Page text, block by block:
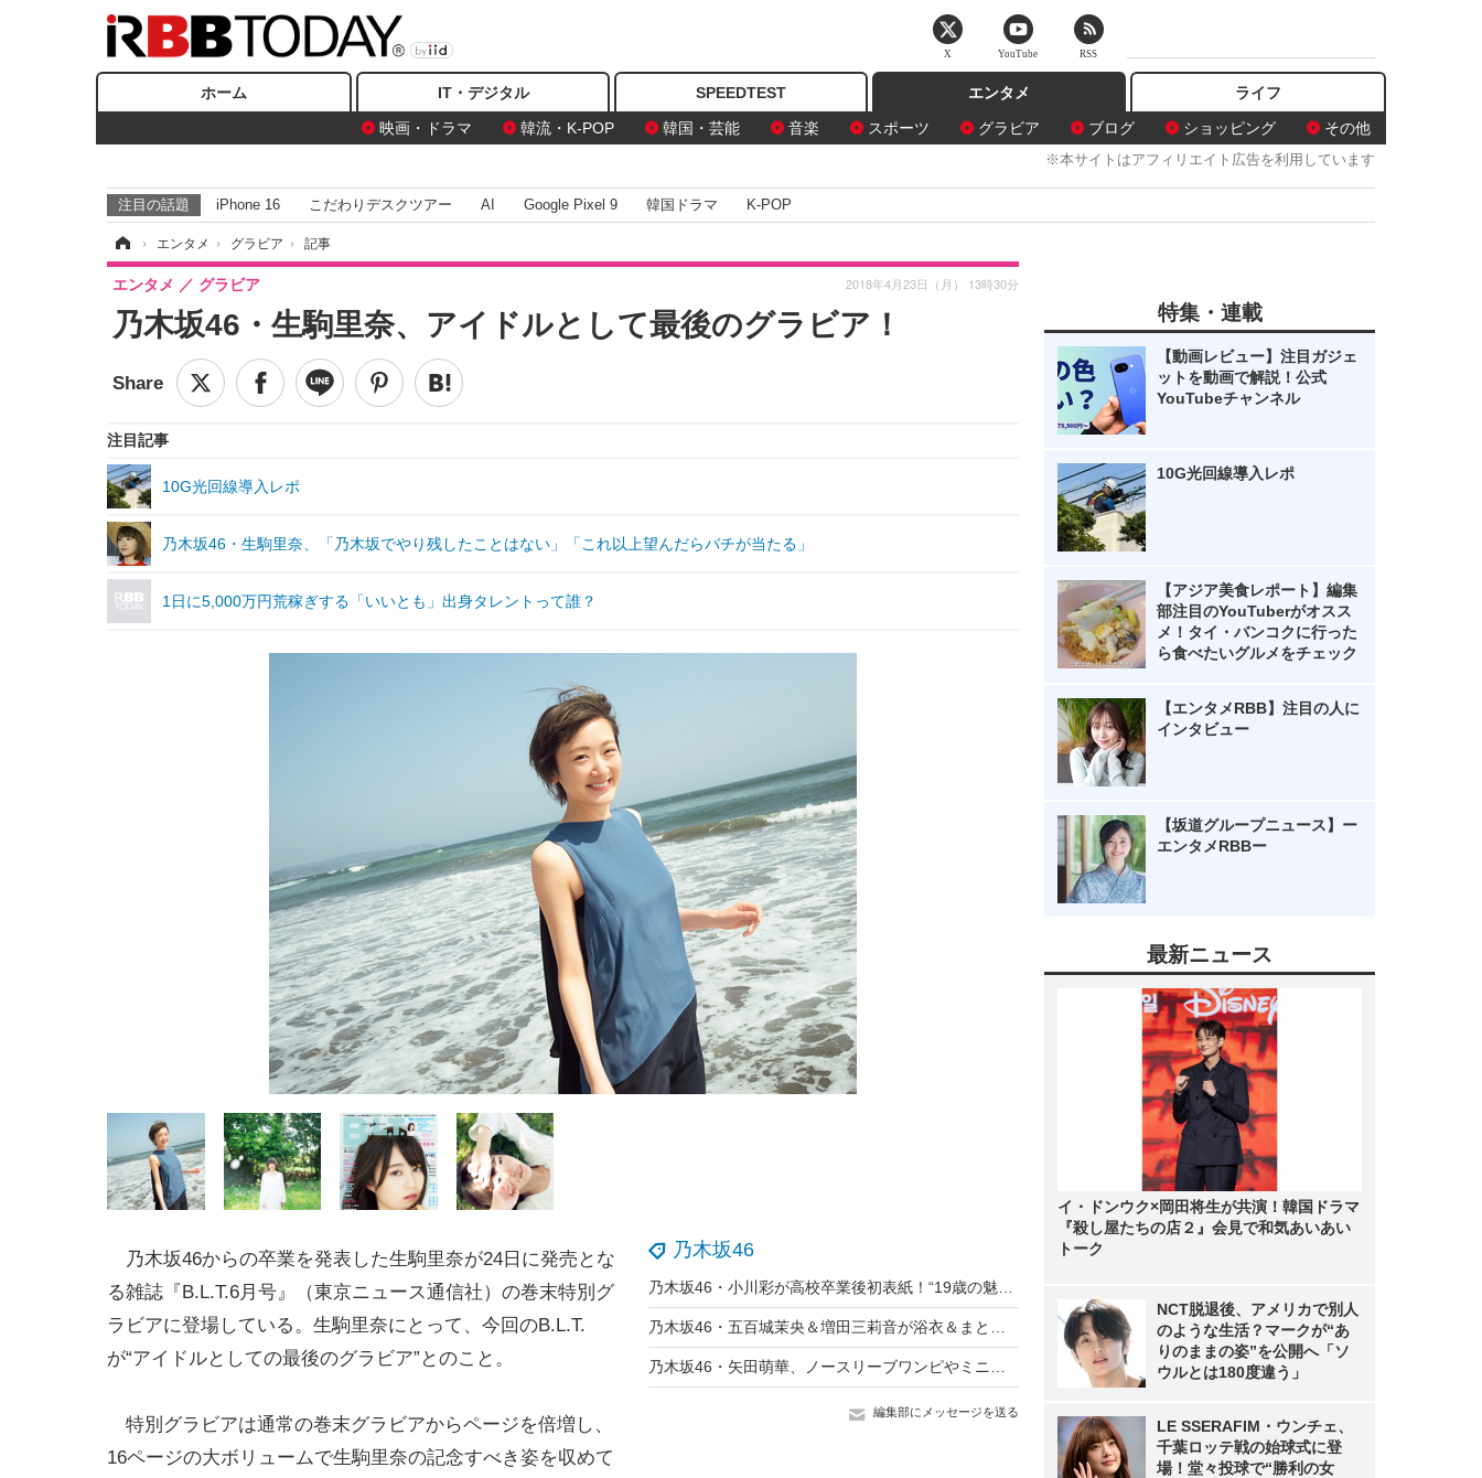
ホーム IT・デジタル SPEEDTEST
エンタメ
映画・ドラマ
韓流・K-POP 韓国・芸能 音楽 スポーツ グラビア ブログ ショッピング その他
ライフ
※本サイトはアフィリエイト広告を利用しています
注目の話題 iPhone 16 こだわりデスクツアー AI Google Pixel 9 韓国ドラマ K-POP
› エンタメ › グラビア › 記事
乃木坂46・生駒里奈、アイドルとして最後のグラビア！
エンタメ グラビア 2018年4月23日（月） 13時30分
注目記事
10G光回線導入レポ
乃木坂46・生駒里奈、「乃木坂でやり残したことはない」「これ以上望んだらバチが当たる」
1日に5,000万円荒稼ぎする「いいとも」出身タレントって誰？
乃木坂46
編集部にメッセージを送る
乃木坂46からの卒業を発表した生駒里奈が24日に発売とな
る雑誌『B.L.T.6月号』（東京ニュース通信社）の巻末特別グ
ラビアに登場している。生駒里奈にとって、今回のB.L.T.
が“アイドルとしての最後のグラビア”とのこと。
特別グラビアは通常の巻末グラビアからページを倍増し、
16ページの大ボリュームで生駒里奈の記念すべき姿を収めて
特集・連載
【動画レビュー】注目ガジェ
ットを動画で解説！公式
YouTubeチャンネル
10G光回線導入レポ
【アジア美食レポート】編集
部注目のYouTuberがオスス
メ！タイ・バンコクに行った
ら食べたいグルメをチェック
【エンタメRBB】注目の人に
インタビュー
【坂道グループニュース】ー
エンタメRBBー
最新ニュース
イ・ドンウク×岡田将生が共演！韓国ドラマ
『殺し屋たちの店２』会見で和気あいあい
トーク
NCT脱退後、アメリカで別人
のような生活？マークが“あ
りのままの姿”を公開へ「ソ
ウルとは180度違う」
LE SSERAFIM・ウンチェ、
千葉ロッテ戦の始球式に登
場！堂々投球で“勝利の女
X YouTube RSS